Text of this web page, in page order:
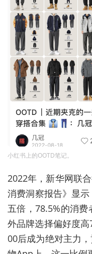
小红书上的OOTD笔记。
2022年，新华网联
消费洞察报告》显
五倍，78.5%的消
外品牌选择偏好度高
00后成为绝对主力